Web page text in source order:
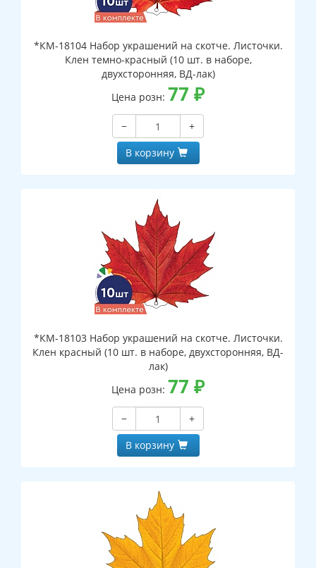
*КМ-18104 Набор украшений на скотче. Листочки.
Клен темно-красный (10 шт. в наборе,
двухсторонняя, ВД-лак)
Цена розн: 77 ₽
−
+
В корзину
*КМ-18103 Набор украшений на скотче. Листочки.
Клен красный (10 шт. в наборе, двухсторонняя, ВД-
лак)
Цена розн: 77 ₽
−
+
В корзину